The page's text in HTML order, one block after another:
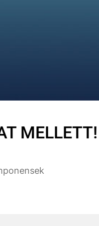
MELLETT!